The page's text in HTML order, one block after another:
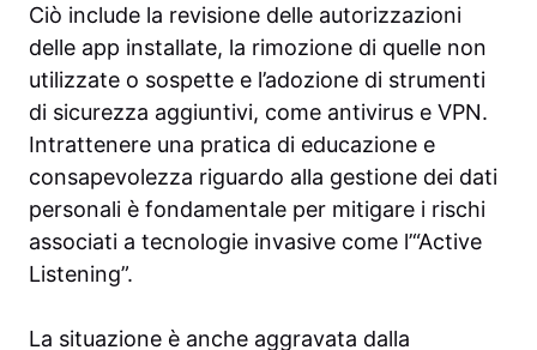
Ciò include la revisione delle autorizzazioni
delle app installate, la rimozione di quelle non
utilizzate o sospette e l’adozione di strumenti
di sicurezza aggiuntivi, come antivirus e VPN.
Intrattenere una pratica di educazione e
consapevolezza riguardo alla gestione dei dati
personali è fondamentale per mitigare i rischi
associati a tecnologie invasive come l’“Active
Listening”.
La situazione è anche aggravata dalla